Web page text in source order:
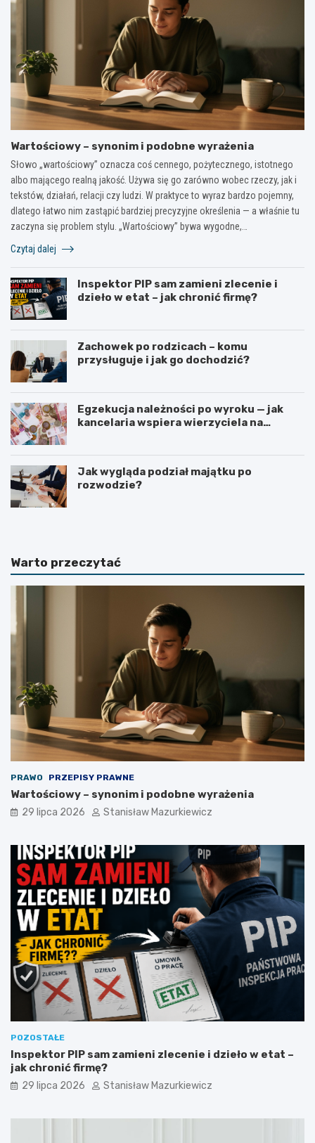
Wartościowy – synonim i podobne wyrażenia
Słowo „wartościowy” oznacza coś cennego, pożytecznego, istotnego
albo mającego realną jakość. Używa się go zarówno wobec rzeczy, jak i
tekstów, działań, relacji czy ludzi. W praktyce to wyraz bardzo pojemny,
dlatego łatwo nim zastąpić bardziej precyzyjne określenia — a właśnie tu
zaczyna się problem stylu. „Wartościowy” bywa wygodne,…
Czytaj dalej
Inspektor PIP sam zamieni zlecenie i
dzieło w etat – jak chronić firmę?
Zachowek po rodzicach – komu
przysługuje i jak go dochodzić?
Egzekucja należności po wyroku — jak
kancelaria wspiera wierzyciela na
Jak wygląda podział majątku po
rozwodzie?
Warto przeczytać
PRAWO PRZEPISY PRAWNE
Wartościowy – synonim i podobne wyrażenia
29 lipca 2026 Stanisław Mazurkiewicz
POZOSTAŁE
Inspektor PIP sam zamieni zlecenie i dzieło w etat –
jak chronić firmę?
29 lipca 2026 Stanisław Mazurkiewicz